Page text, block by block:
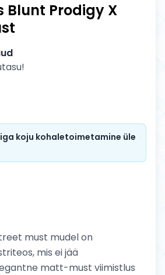
Blunt Prodigy X
koju kohaletoimetamine üle
must mudel on
mis ei jää
matt-must viimistlus